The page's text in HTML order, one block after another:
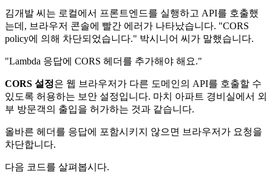
김개발 씨는 로컬에서 프론트엔드를 실행하고 API를 호출했
는데, 브라우저 콘솔에 빨간 에러가 나타났습니다. "CORS
policy에 의해 차단되었습니다." 박시니어 씨가 말했습니다.
"Lambda 응답에 CORS 헤더를 추가해야 해요."
CORS 설정은 웹 브라우저가 다른 도메인의 API를 호출할 수
있도록 허용하는 보안 설정입니다. 마치 아파트 경비실에서 외
부 방문객의 출입을 허가하는 것과 같습니다.
올바른 헤더를 응답에 포함시키지 않으면 브라우저가 요청을
차단합니다.
다음 코드를 살펴봅시다.